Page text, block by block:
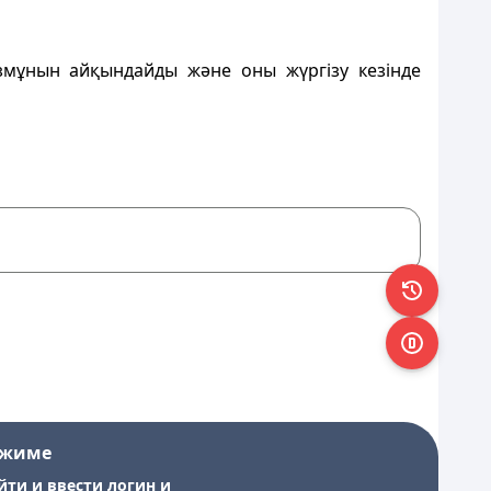
айқындайды және оны жүргiзу кезiнде
и ввести логин и